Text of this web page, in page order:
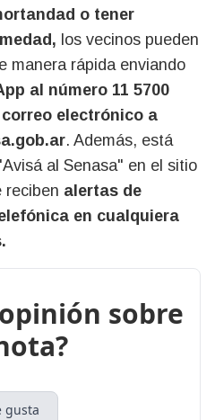
o tener
los vecinos pueden
manera rápida enviando
al número 11 5700
electrónico a
. Además, está
al Senasa" en el sitio
reciben alertas de
en cualquiera
sobre
gusta